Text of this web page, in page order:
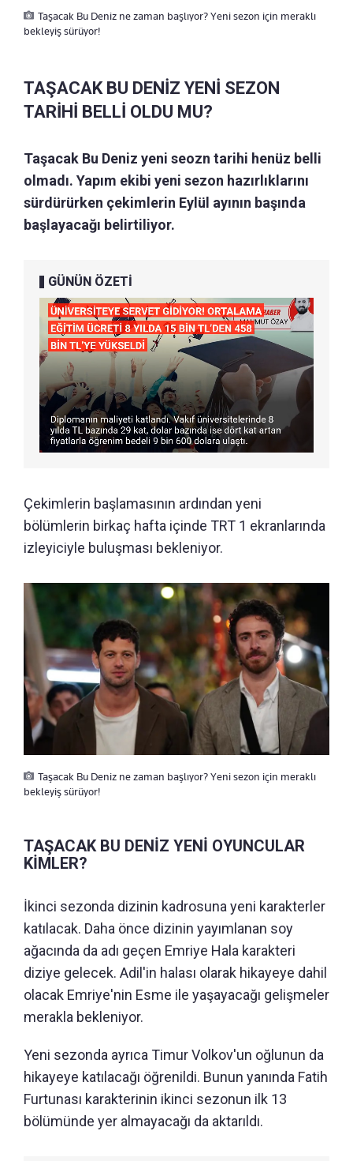
Taşacak Bu Deniz ne zaman başlıyor? Yeni sezon için meraklı
bekleyiş sürüyor!
TAŞACAK BU DENİZ YENİ SEZON
TARİHİ BELLİ OLDU MU?
Taşacak Bu Deniz yeni seozn tarihi henüz belli
olmadı. Yapım ekibi yeni sezon hazırlıklarını
sürdürürken çekimlerin Eylül ayının başında
başlayacağı belirtiliyor.
GÜNÜN ÖZETİ
Çekimlerin başlamasının ardından yeni
bölümlerin birkaç hafta içinde TRT 1 ekranlarında
izleyiciyle buluşması bekleniyor.
Taşacak Bu Deniz ne zaman başlıyor? Yeni sezon için meraklı
bekleyiş sürüyor!
TAŞACAK BU DENİZ YENİ OYUNCULAR
KİMLER?
İkinci sezonda dizinin kadrosuna yeni karakterler
katılacak. Daha önce dizinin yayımlanan soy
ağacında da adı geçen Emriye Hala karakteri
diziye gelecek. Adil'in halası olarak hikayeye dahil
olacak Emriye'nin Esme ile yaşayacağı gelişmeler
merakla bekleniyor.
Yeni sezonda ayrıca Timur Volkov'un oğlunun da
hikayeye katılacağı öğrenildi. Bunun yanında Fatih
Furtunası karakterinin ikinci sezonun ilk 13
bölümünde yer almayacağı da aktarıldı.